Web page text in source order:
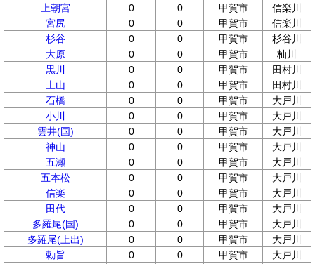
上朝宮
0 0 甲賀市
信楽川
宮尻
0 0 甲賀市
信楽川
杉谷
0 0 甲賀市
杉谷川
大原
0 0 甲賀市
杣川
黒川
0 0 甲賀市
田村川
土山
0 0 甲賀市
田村川
石橋
0 0 甲賀市
大戸川
小川
0 0 甲賀市
大戸川
雲井(国)
0 0 甲賀市
大戸川
神山
0 0 甲賀市
大戸川
五瀬
0 0 甲賀市
大戸川
五本松
0 0 甲賀市
大戸川
信楽
0 0 甲賀市
大戸川
田代
0 0 甲賀市
大戸川
多羅尾(国)
0 0 甲賀市
大戸川
多羅尾(上出)
0 0 甲賀市
大戸川
勅旨
0 0 甲賀市
大戸川